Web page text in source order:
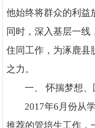
他始终将群众的利益
同时，深入基层一线
住同工作，为涿鹿县
之力 。
一、怀揣梦想
2017年6月份从
推荐的管培生工作，